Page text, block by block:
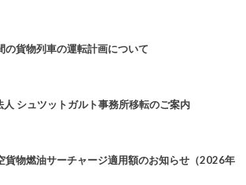
の貨物列車の運転計画について
シュツットガルト事務所移転のご案内
貨物燃油サーチャージ適用額のお知らせ（2026年